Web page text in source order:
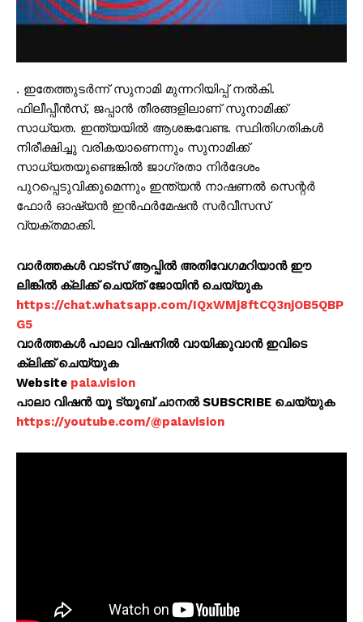
. ഇതേത്തുടർന്ന് സുനാമി മുന്നറിയിപ്പ് നൽകി.
ഫിലീപ്പീൻസ്, ജപ്പാൻ തീരങ്ങളിലാണ് സുനാമിക്ക്
സാധ്യത. ഇന്ത്യയിൽ ആശങ്കവേണ്ട. സ്ഥിതിഗതികൾ
നിരീക്ഷിച്ചു വരികയാണെന്നും സുനാമിക്ക്
സാധ്യതയുണ്ടെങ്കിൽ ജാഗ്രതാ നിർദേശം
പുറപ്പെടുവിക്കുമെന്നും ഇന്ത്യൻ നാഷണൽ സെന്റർ
ഫോർ ഓഷ്യൻ ഇൻഫർമേഷൻ സർവീസസ്
വ്യക്തമാക്കി.
വാർത്തകൾ വാട്സ് ആപ്പിൽ അതിവേഗമറിയാൻ ഈ
ലിങ്കിൽ ക്ലിക്ക് ചെയ്ത് ജോയിൻ ചെയ്യുക
https://chat.whatsapp.com/IQxWMj8ftCQ3njOB5QBP
G5
വാർത്തകൾ പാലാ വിഷനിൽ വായിക്കുവാൻ ഇവിടെ
ക്ലിക്ക് ചെയ്യുക
Website pala.vision
പാലാ വിഷൻ യൂ ട്യൂബ് ചാനൽ SUBSCRIBE ചെയ്യുക
https://youtube.com/@palavision